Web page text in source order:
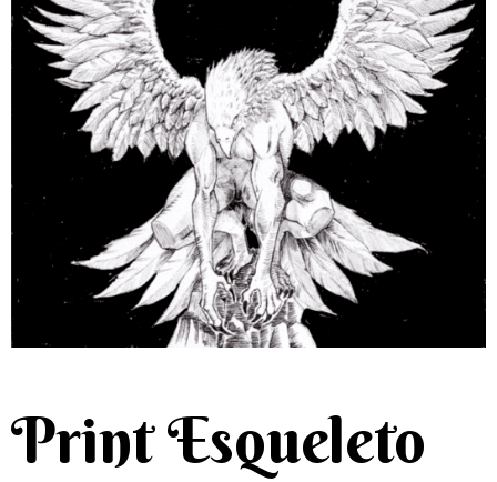
Print Esqueleto